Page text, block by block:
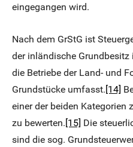
eingegangen wird.
Nach dem GrStG ist
der inländische Grundbesitz
die Betriebe der Land- und
Grundstücke umfasst.[14]
einer der beiden Kategorien
zu bewerten.[15] Die
sind die sog.